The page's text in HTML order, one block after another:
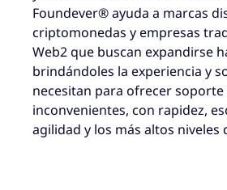
Foundever® ayuda a marcas
criptomonedas y empresas
Web2 que buscan expandirse
brindándoles la experiencia y
necesitan para ofrecer soporte
inconvenientes, con rapidez,
agilidad y los más altos niveles